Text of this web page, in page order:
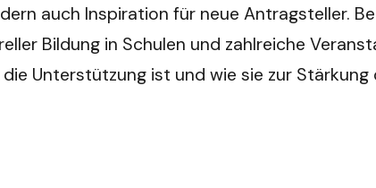
auch Inspiration für neue Antragsteller.
Bildung in Schulen und zahlreiche
Unterstützung ist und wie sie zur